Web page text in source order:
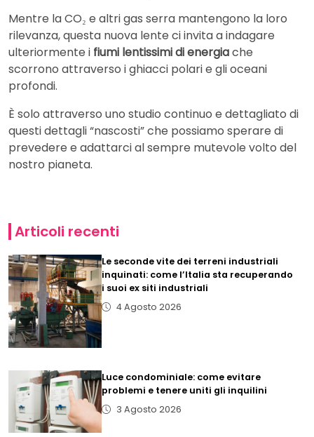
Mentre la CO₂ e altri gas serra mantengono la loro
rilevanza, questa nuova lente ci invita a indagare
ulteriormente i fiumi lentissimi di energiache
scorrono attraverso i ghiacci polari e gli oceani
profondi.
È solo attraverso uno studio continuo e dettagliato di
questi dettagli “nascosti” che possiamo sperare di
prevedere e adattarci al sempre mutevole volto del
nostro pianeta.
Articoli recenti
Le seconde vite dei terreni industriali
inquinati: come l’Italia sta recuperando
i suoi ex siti industriali
4 Agosto 2026
Luce condominiale: come evitare
problemi e tenere uniti gli inquilini
3 Agosto 2026